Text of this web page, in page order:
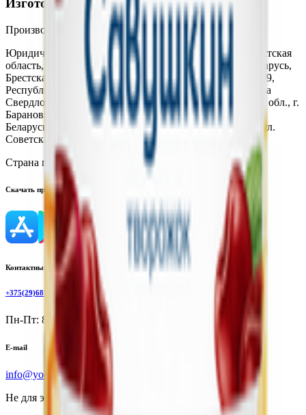
Изготовитель
Производитель:
ОАО «Савушкин Продукт»
Юридический адрес:
225710, Республика Беларусь, Брестская
область, г. Пинск, ул. Шило, 2; 225510, Республика Беларусь,
Брестская область, г. Столин, ул. Терешковой, 42; 225209,
Республика Беларусь, Брестская обл., г. Береза, ул. Якова
Свердлова, 28; 225406, Республика Беларусь, Брестская обл., г.
Барановичи, ул. 50 лет БССР, 51; 225793, Республика
Беларусь, Брестская обл., Ивановский р-н, г. Иваново, ул.
Советская, д. 102
Страна производства:
Республика Беларусь
Скачать приложение
Контактный телефон
+375(29)6875999
Пн-Пт: 8:00 - 17:00
E-mail
info@yoda.by
Не для электронных обращений